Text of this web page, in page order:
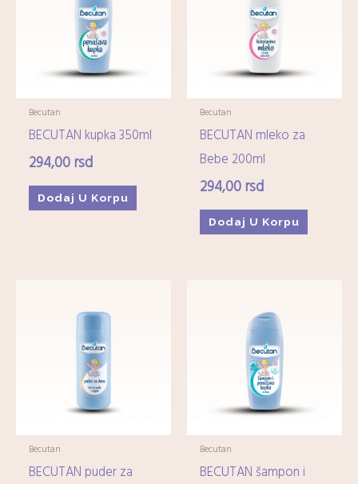
Imunitet(15)
Minerali(0)
Ostali dijetetski suplementi
Kozmetika
Higijena
Mame-i-bebe
Zdrava hrana i čajevi
Becutan
BECUTAN kupka 350ml
294,00 rsd
Dodaj U Korpu
Becutan
BECUTAN mleko za
Bebe 200ml
294,00 rsd
Dodaj U Korpu
Becutan
BECUTAN puder za
Becutan
BECUTAN šampon i